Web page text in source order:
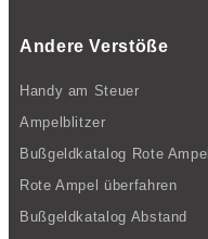
Andere Verstöße
Handy am Steuer
Ampelblitzer
Bußgeldkatalog Rote Ampel
Rote Ampel überfahren
Bußgeldkatalog Abstand